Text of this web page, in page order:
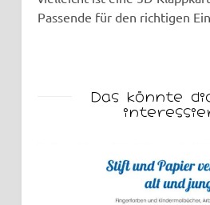
Passende für den richtigen
Das könnte